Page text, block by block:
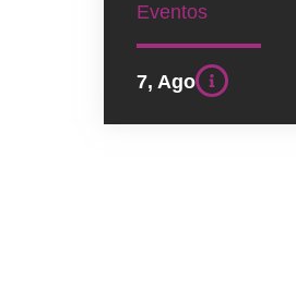
Eventos
7, Ago